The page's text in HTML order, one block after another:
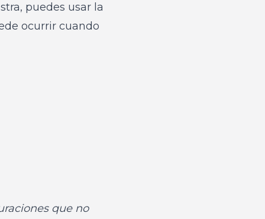
puedes usar la
ocurrir cuando
que no